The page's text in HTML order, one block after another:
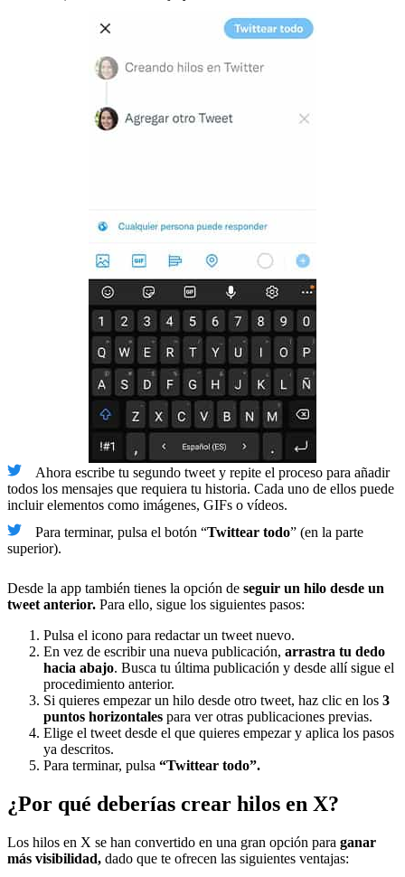
Ahora escribe tu segundo tweet y repite el proceso para añadir
todos los mensajes que requiera tu historia. Cada uno de ellos puede
incluir elementos como imágenes, GIFs o vídeos.
Para terminar, pulsa el botón “Twittear todo” (en la parte
superior).
Desde la app también tienes la opción de seguir un hilo desde un
tweet anterior. Para ello, sigue los siguientes pasos:
Pulsa el icono para redactar un tweet nuevo.
En vez de escribir una nueva publicación, arrastra tu dedo
hacia abajo. Busca tu última publicación y desde allí sigue el
procedimiento anterior.
Si quieres empezar un hilo desde otro tweet, haz clic en los 3
puntos horizontales para ver otras publicaciones previas.
Elige el tweet desde el que quieres empezar y aplica los pasos
ya descritos.
Para terminar, pulsa “Twittear todo”.
¿Por qué deberías crear hilos en X?
Los hilos en X se han convertido en una gran opción para ganar
más visibilidad, dado que te ofrecen las siguientes ventajas: